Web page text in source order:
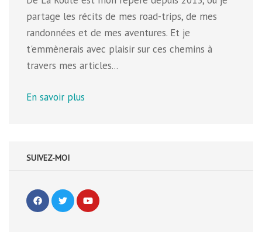
partage les récits de mes road-trips, de mes
randonnées et de mes aventures. Et je
t'emmènerais avec plaisir sur ces chemins à
travers mes articles...
En savoir plus
SUIVEZ-MOI